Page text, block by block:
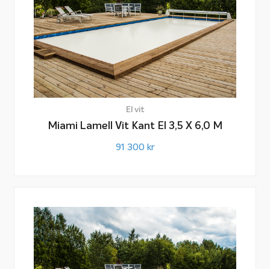
El vit
Miami Lamell Vit Kant El 3,5 X 6,0 M
91 300 kr